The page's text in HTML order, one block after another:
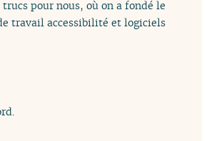
pour nous, où on a fondé le
travailaccessibilité et logiciels